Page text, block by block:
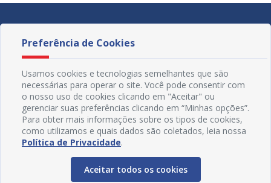
Preferência de Cookies
Usamos cookies e tecnologias semelhantes que são
necessárias para operar o site. Você pode consentir com
o nosso uso de cookies clicando em "Aceitar" ou
gerenciar suas preferências clicando em “Minhas opções”.
Para obter mais informações sobre os tipos de cookies,
como utilizamos e quais dados são coletados, leia nossa
Política de Privacidade.
Aceitar todos os cookies